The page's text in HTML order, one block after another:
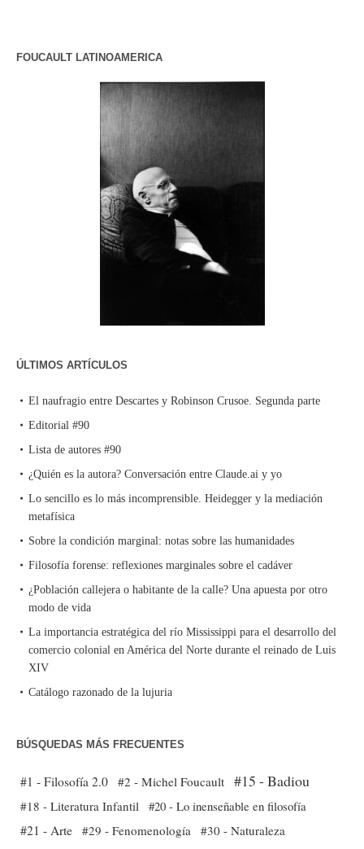
FOUCAULT LATINOAMERICA
ÚLTIMOS ARTÍCULOS
El naufragio entre Descartes y Robinson Crusoe. Segunda parte
Editorial #90
Lista de autores #90
¿Quién es la autora? Conversación entre Claude.ai y yo
Lo sencillo es lo más incomprensible. Heidegger y la mediación
metafísica
Sobre la condición marginal: notas sobre las humanidades
Filosofía forense: reflexiones marginales sobre el cadáver
¿Población callejera o habitante de la calle? Una apuesta por otro
modo de vida
La importancia estratégica del río Mississippi para el desarrollo del
comercio colonial en América del Norte durante el reinado de Luis
XIV
Catálogo razonado de la lujuria
BÚSQUEDAS MÁS FRECUENTES
#1 - Filosofía 2.0 #2 - Michel Foucault #15 - Badiou
#18 - Literatura Infantil #20 - Lo inenseñable en filosofía
#21 - Arte #29 - Fenomenología
#30 - Naturaleza